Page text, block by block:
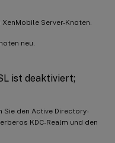
Server-Knoten.
neu.
ist deaktiviert;
Sie den Active Directory-
KDC-Realm und den